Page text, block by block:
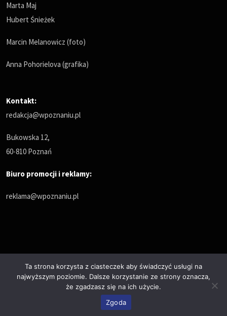
Marta Maj
Hubert Śnieżek
Marcin Melanowicz (foto)
Anna Pohorielova (grafika)
Kontakt:
redakcja@wpoznaniu.pl
Bukowska 12,
60-810 Poznań
Biuro promocji i reklamy:
reklama@wpoznaniu.pl
Polityka prywatności
© Copyrights 2025. All Rights Reserved by wPoznaniu.pl
Ta strona korzysta z ciasteczek aby świadczyć usługi na
najwyższym poziomie. Dalsze korzystanie ze strony oznacza,
że zgadzasz się na ich użycie.
Zgoda